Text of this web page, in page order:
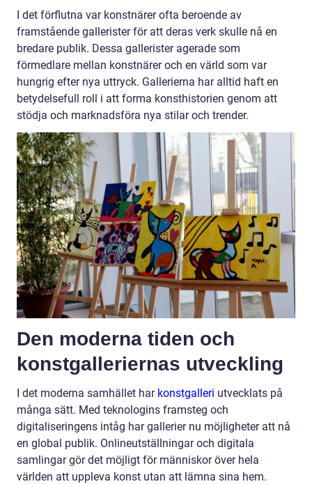
I det förflutna var konstnärer ofta beroende av
framstående gallerister för att deras verk skulle nå en
bredare publik. Dessa gallerister agerade som
förmedlare mellan konstnärer och en värld som var
hungrig efter nya uttryck. Gallerierna har alltid haft en
betydelsefull roll i att forma konsthistorien genom att
stödja och marknadsföra nya stilar och trender.
Den moderna tiden och
konstgalleriernas utveckling
I det moderna samhället har konstgalleri utvecklats på
många sätt. Med teknologins framsteg och
digitaliseringens intåg har gallerier nu möjligheter att nå
en global publik. Onlineutställningar och digitala
samlingar gör det möjligt för människor över hela
världen att uppleva konst utan att lämna sina hem.